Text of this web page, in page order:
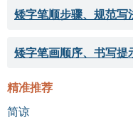
矮字笔顺步骤、规范写
矮字笔画顺序、书写提
精准推荐
简谅